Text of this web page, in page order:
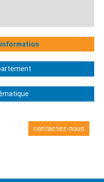
contactez-nous